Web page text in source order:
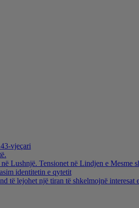
vjeçari
Lushnjë. Tensionet në Lindjen e Mesme
identitetin e qytetit
të lejohet një tiran të shkelmojnë